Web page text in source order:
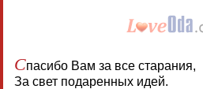
Спасибо Вам за все старания,
За свет подаренных идей.